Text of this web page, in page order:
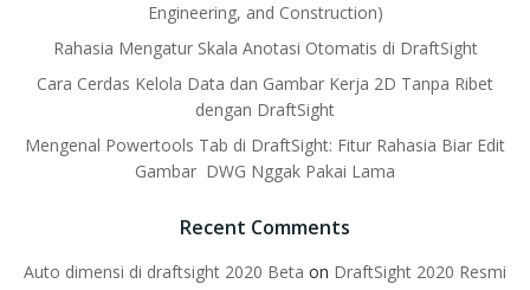
Engineering, and Construction)
Rahasia Mengatur Skala Anotasi Otomatis di DraftSight
Cara Cerdas Kelola Data dan Gambar Kerja 2D Tanpa Ribet
dengan DraftSight
Mengenal Powertools Tab di DraftSight: Fitur Rahasia Biar Edit
Gambar DWG Nggak Pakai Lama
Recent Comments
Auto dimensi di draftsight 2020 Beta on DraftSight 2020 Resmi